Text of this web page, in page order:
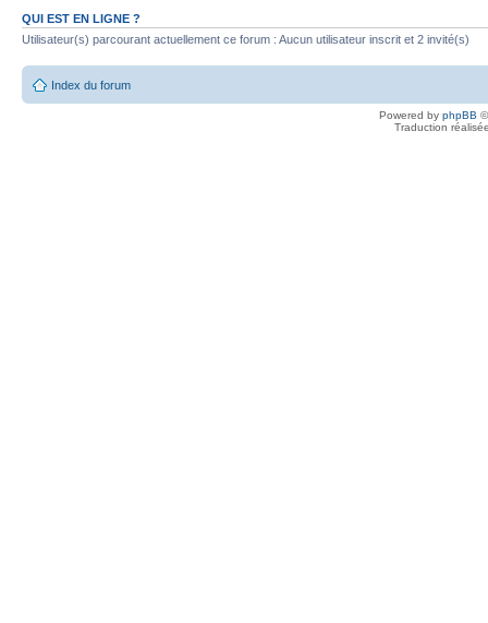
QUI EST EN LIGNE ?
Utilisateur(s) parcourant actuellement ce forum : Aucun utilisateur inscrit et 2 invité(s)
Index du forum
Powered by phpBB
Traduction